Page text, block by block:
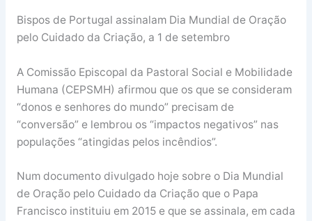
Bispos de Portugal assinalam Dia Mundial de Oração
pelo Cuidado da Criação, a 1 de setembro
A Comissão Episcopal da Pastoral Social e Mobilidade
Humana (CEPSMH) afirmou que os que se consideram
“donos e senhores do mundo” precisam de
“conversão” e lembrou os “impactos negativos” nas
populações “atingidas pelos incêndios”.
Num documento divulgado hoje sobre o Dia Mundial
de Oração pelo Cuidado da Criação que o Papa
Francisco instituiu em 2015 e que se assinala, em cada